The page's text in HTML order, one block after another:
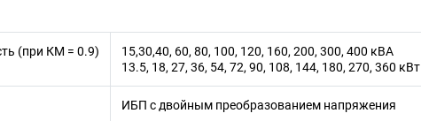
(при КМ = 0.9)
15,30,40, 60, 80, 100, 120, 160, 200, 300, 400 кВA
13.5, 18, 27, 36, 54, 72, 90, 108, 144, 180, 270, 360 кВт
ИБП с двойным преобразованием напряжения